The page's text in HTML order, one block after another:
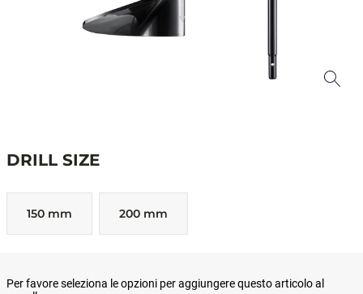
DRILL SIZE
150 mm 200 mm
Per favore seleziona le opzioni per aggiungere questo articolo al